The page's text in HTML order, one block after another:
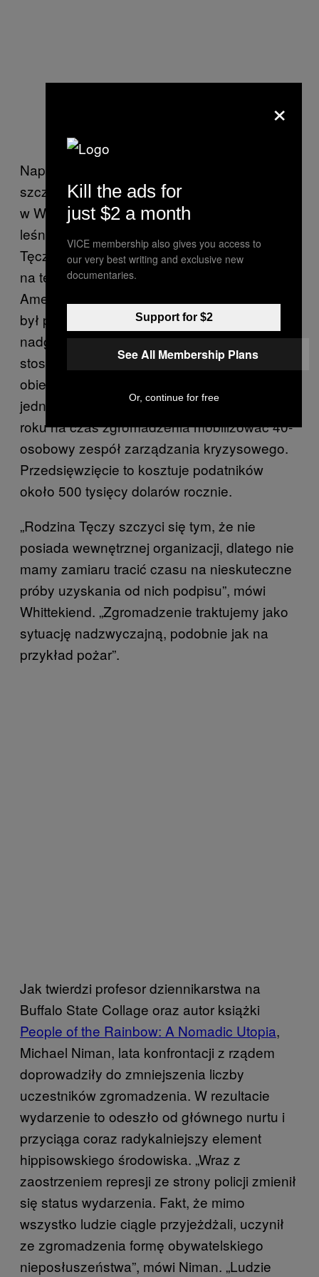
Napięcia między obiema stronami sięgnęły
szczytu w 2008 roku podczas zgromadzenia
w Wyoming, gdy przedstawiciele służb
leśnych potraktowali członków Rodziny
Tęczy gazem pieprzowym w trakcie starcia
na ternie obozu. Według raportu organizacji
American Civil Liberties Union incydent ten
był przykładem „napastowania i
nadgorliwości” ze strony służb leśnych w
stosunku do Rodziny Tęczy. Od tego czasu
obie strony konfliktu delikatnie odpuściły,
jednak służby leśne ciągle upierają się, by co
roku na czas zgromadzenia mobilizować 40-
osobowy zespół zarządzania kryzysowego.
Przedsięwzięcie to kosztuje podatników
około 500 tysięcy dolarów rocznie.
„Rodzina Tęczy szczyci się tym, że nie
posiada wewnętrznej organizacji, dlatego nie
mamy zamiaru tracić czasu na nieskuteczne
próby uzyskania od nich podpisu”, mówi
Whittekiend. „Zgromadzenie traktujemy jako
sytuację nadzwyczajną, podobnie jak na
przykład pożar”.
Jak twierdzi profesor dziennikarstwa na
Buffalo State Collage oraz autor książki
People of the Rainbow: A Nomadic Utopia,
Michael Niman, lata konfrontacji z rządem
doprowadziły do zmniejszenia liczby
uczestników zgromadzenia. W rezultacie
wydarzenie to odeszło od głównego nurtu i
przyciąga coraz radykalniejszy element
hippisowskiego środowiska. „Wraz z
zaostrzeniem represji ze strony policji zmienił
się status wydarzenia. Fakt, że mimo
wszystko ludzie ciągle przyjeżdżali, uczynił
ze zgromadzenia formę obywatelskiego
nieposłuszeństwa”, mówi Niman. „Ludzie
×
Kill the ads for
just $2 a month
VICE membership also gives you access to
our very best writing and exclusive new
documentaries.
Support for $2
See All Membership Plans
Or, continue for free